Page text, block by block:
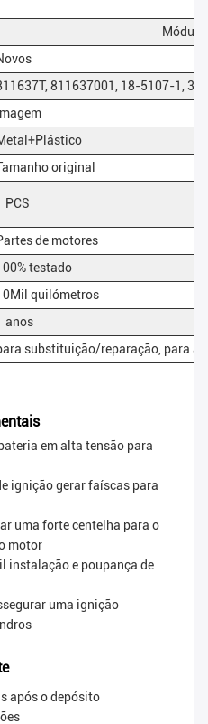
811637001, 18-5107-1,
Imagem
original
PCS
de motores
testado
quilómetros
anos
substituição/reparação, para
em alta tensão para
ignição gerar faíscas para
uma forte centelha para o
motor
instalação e poupança de
uma ignição
após o depósito